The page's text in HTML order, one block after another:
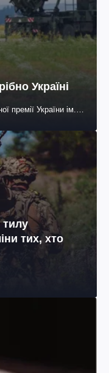
Україні
премії України ім.
тилу
тих, хто